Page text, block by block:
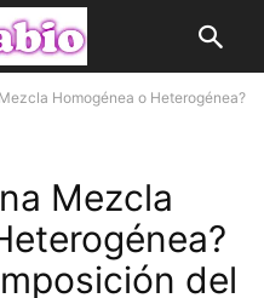
Homogénea o Heterogénea?
Mezcla
del